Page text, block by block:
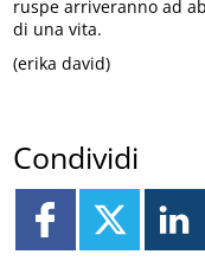
ruspe arriveranno ad
di una vita.
(erika david)
Condividi